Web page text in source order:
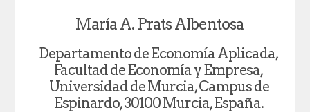
María A. Prats Albentosa
Departamento de Economía Aplicada,
Facultad de Economía y Empresa,
Universidad de Murcia, Campus de
Espinardo, 30100 Murcia, España.